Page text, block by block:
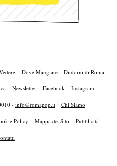
Dove Mangiare Dintorni di Roma
Newsletter Facebook Instagram
- info@romapop.it Chi Siamo
Policy Mappa del Sito Pubblicità